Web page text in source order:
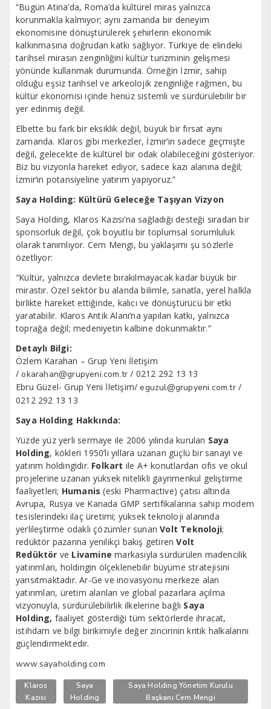
“Bugün Atina’da, Roma’da kültürel miras yalnızca
korunmakla kalmıyor; aynı zamanda bir deneyim
ekonomisine dönüştürülerek şehirlerin ekonomik
kalkınmasına doğrudan katkı sağlıyor. Türkiye de elindeki
tarihsel mirasın zenginliğini kültür turizminin gelişmesi
yönünde kullanmak durumunda. Örneğin İzmir, sahip
olduğu eşsiz tarihsel ve arkeolojik zenginliğe rağmen, bu
kültür ekonomisi içinde henüz sistemli ve sürdürülebilir bir
yer edinmiş değil.
Elbette bu fark bir eksiklik değil, büyük bir fırsat aynı
zamanda. Klaros gibi merkezler, İzmir’in sadece geçmişte
değil, gelecekte de kültürel bir odak olabileceğini gösteriyor.
Biz bu vizyonla hareket ediyor, sadece kazı alanına değil;
İzmir’in potansiyeline yatırım yapıyoruz.”
Saya Holding: Kültürü Geleceğe Taşıyan Vizyon
Saya Holding, Klaros Kazısı’na sağladığı desteği sıradan bir
sponsorluk değil, çok boyutlu bir toplumsal sorumluluk
olarak tanımlıyor. Cem Mengi, bu yaklaşımı şu sözlerle
özetliyor:
“Kültür, yalnızca devlete bırakılmayacak kadar büyük bir
mirastır. Özel sektör bu alanda bilimle, sanatla, yerel halkla
birlikte hareket ettiğinde, kalıcı ve dönüştürücü bir etki
yaratabilir. Klaros Antik Alanı’na yapılan katkı, yalnızca
toprağa değil; medeniyetin kalbine dokunmaktır.”
Detaylı Bilgi:
Özlem Karahan – Grup Yeni İletişim
/okarahan@grupyeni.com.tr / 0212 292 13 13
Ebru Güzel- Grup Yeni İletişim/eguzul@grupyeni.com.tr/
0212 292 13 13
Saya Holding Hakkında:
Yüzde yüz yerli sermaye ile 2006 yılında kurulan Saya
Holding, kökleri 1950’li yıllara uzanan güçlü bir sanayi ve
yatırım holdingidir. Folkart ile A+ konutlardan ofis ve okul
projelerine uzanan yüksek nitelikli gayrimenkul geliştirme
faaliyetleri; Humanis (eski Pharmactive) çatısı altında
Avrupa, Rusya ve Kanada GMP sertifikalarına sahip modern
tesislerindeki ilaç üretimi; yüksek teknoloji alanında
yerlileştirme odaklı çözümler sunanVolt Teknoloji;
redüktör pazarına yenilikçi bakış getirenVolt
Redüktör ve Livamine markasıyla sürdürülen madencilik
yatırımları, holdingin ölçeklenebilir büyüme stratejisini
yansıtmaktadır. Ar-Ge ve inovasyonu merkeze alan
yatırımları, üretim alanları ve global pazarlara açılma
vizyonuyla, sürdürülebilirlik ilkelerine bağlı Saya
Holding, faaliyet gösterdiği tüm sektörlerde ihracat,
istihdam ve bilgi birikimiyle değer zincirinin kritik halkalarını
güçlendirmektedir.
www.sayaholding.com
Klaros
Kazısı
Saya
Holding
Saya Holding Yönetim Kurulu
Başkanı Cem Mengi